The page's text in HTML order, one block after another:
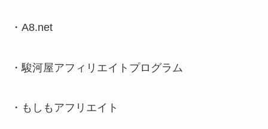
・A8.net
・駿河屋アフィリエイトプログラム
・もしもアフリエイト